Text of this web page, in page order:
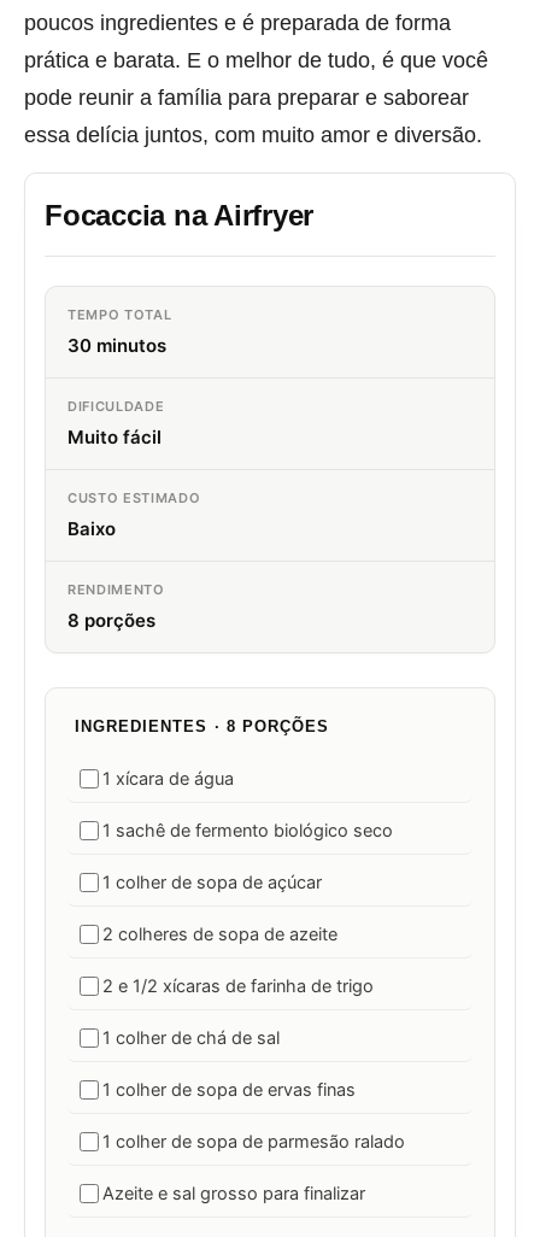
poucos ingredientes e é preparada de forma
prática e barata. E o melhor de tudo, é que você
pode reunir a família para preparar e saborear
essa delícia juntos, com muito amor e diversão.
Focaccia na Airfryer
TEMPO TOTAL
30 minutos
DIFICULDADE
Muito fácil
CUSTO ESTIMADO
Baixo
RENDIMENTO
8 porções
INGREDIENTES · 8 PORÇÕES
1 xícara de água
1 sachê de fermento biológico seco
1 colher de sopa de açúcar
2 colheres de sopa de azeite
2 e 1/2 xícaras de farinha de trigo
1 colher de chá de sal
1 colher de sopa de ervas finas
1 colher de sopa de parmesão ralado
Azeite e sal grosso para finalizar